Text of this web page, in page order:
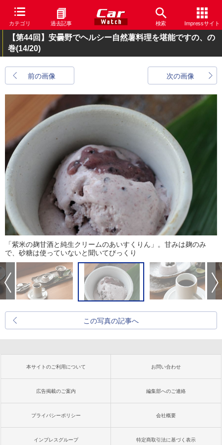
カテゴリ 過去記事 検索 Impressサイト
【第44回】安曇野でヘルシー自然薯料理を堪能ですの、の
巻(14/20)
前の画像 次の画像
「紫米の麹甘酒と純生クリームのあいすくりん」。甘みは麹のみ
で、砂糖は使っていないと聞いてびっくり
この写真の記事へ
本サイトのご利用について お問い合わせ
広告掲載のご案内 編集部へのご連絡
プライバシーポリシー 会社概要
インプレスグループ 特定商取引法に基づく表示